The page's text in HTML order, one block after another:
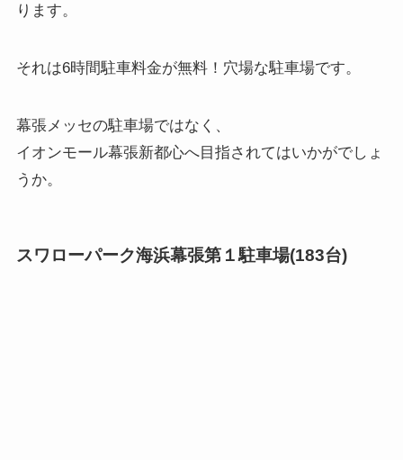
ります。
それは6時間駐車料金が無料！穴場な駐車場です。
幕張メッセの駐車場ではなく、
イオンモール幕張新都心へ目指されてはいかがでしょ
うか。
スワローパーク海浜幕張第１駐車場(183台)